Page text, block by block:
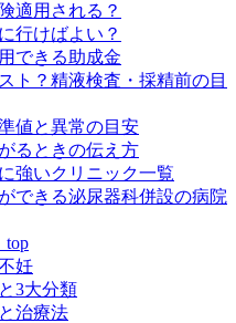
適用される？
行けばよい？
できる助成金
ト？精液検査・採精前の目
値と異常の目安
るときの伝え方
強いクリニック一覧
できる泌尿器科併設の病院
妊
3大分類
治療法